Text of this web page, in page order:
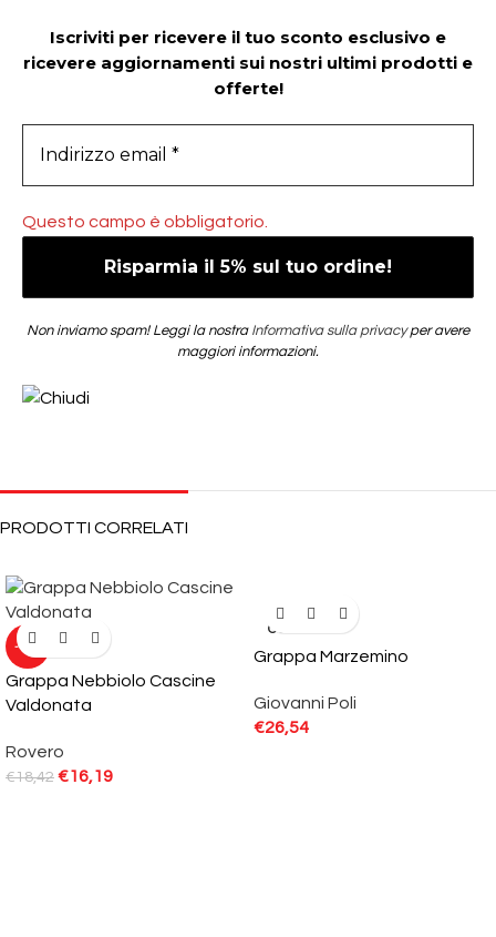
Iscriviti per ricevere il tuo sconto esclusivo e
ricevere aggiornamenti sui nostri ultimi prodotti e
offerte!
Questo campo è obbligatorio.
Non inviamo spam! Leggi la nostra Informativa sulla privacyper avere
maggiori informazioni.
PRODOTTI CORRELATI
-12%
Grappa Nebbiolo Cascine
Valdonata
Rovero
€18,42 €16,19
OUT
Grappa Marzemino
Giovanni Poli
€26,54